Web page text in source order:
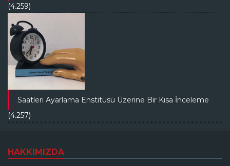
(4.259)
Saatleri Ayarlama Enstitüsü Üzerine Bir Kısa İnceleme
(4.257)
HAKKIMIZDA